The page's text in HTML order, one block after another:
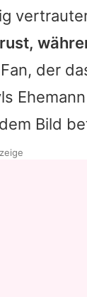
Richtlinien
der
Bild